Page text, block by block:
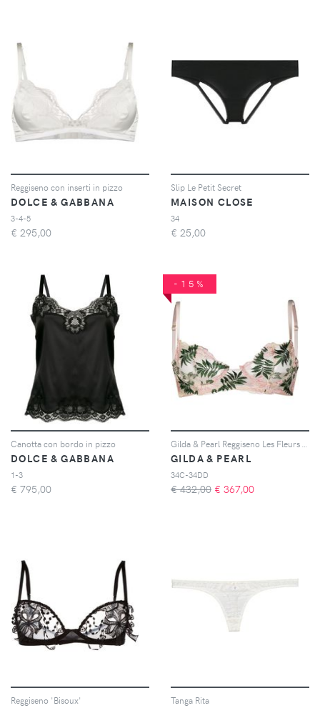
Reggiseno con inserti in pizzo
DOLCE & GABBANA
3-4-5
€ 295,00
Slip Le Petit Secret
MAISON CLOSE
34
€ 25,00
Canotta con bordo in pizzo
DOLCE & GABBANA
1-3
€ 795,00
-15%
GILDA & PEARL
34C-34DD
€ 432,00 € 367,00
Reggiseno 'Bisoux' Tanga Rita